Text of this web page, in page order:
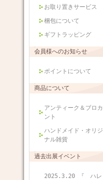
お取り置きサービス
梱包について
ギフトラッピング
会員様へのお知らせ
ポイントについて
商品について
アンティーク＆ブロカ
ント
ハンドメイド・オリジ
ナル雑貨
過去出展イベント
2025.3.20 『 ハレ